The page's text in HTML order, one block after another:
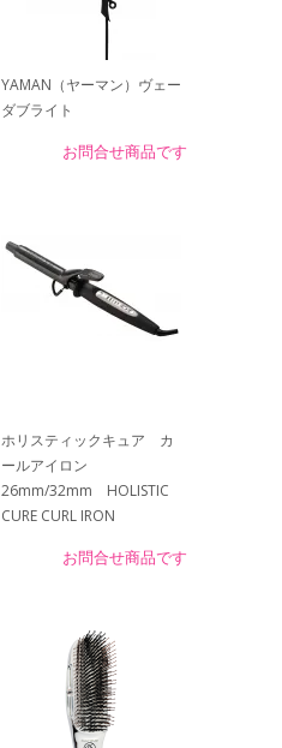
YAMAN（ヤーマン）ヴェー
ダブライト
お問合せ商品です
ホリスティックキュア カ
ールアイロン
26mm/32mm HOLISTIC
CURE CURL IRON
お問合せ商品です